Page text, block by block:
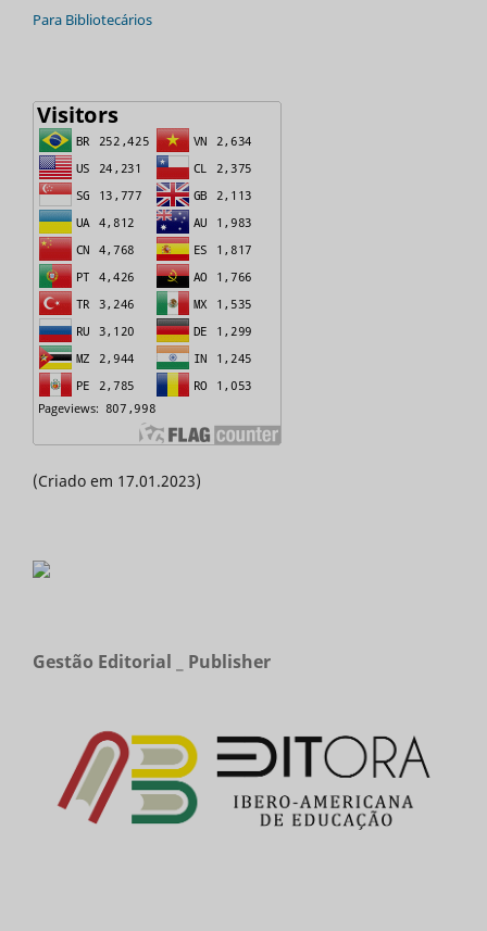
Para Bibliotecários
(Criado em 17.01.2023)
Gestão Editorial _ Publisher